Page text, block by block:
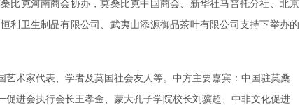
比克河南商会协办，莫桑比克中国商会、新华社马普托分社、北京
利卫生制品有限公司、武夷山添源御品茶叶有限公司支持下举办的
术家代表、学者及莫国社会友人等。中方主要嘉宾：中国驻莫桑
进会执行会长王孝金、蒙大孔子学院校长刘骥超、中非文化促进